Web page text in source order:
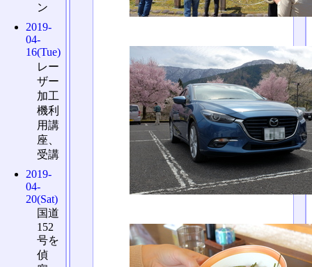
ン
2019-
04-
16(Tue)
レー
ザー
加工
機利
用講
座、
受講
2019-
04-
20(Sat)
国道
152
号を
偵